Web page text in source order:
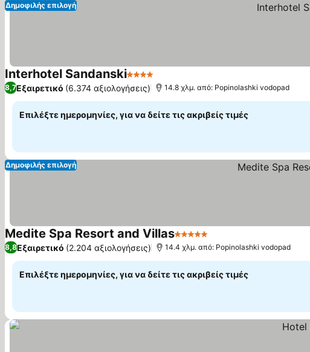
Δημοφιλής επιλογή
Interhotel Sandanski4 Αστέρια
8,7Εξαιρετικό (6.374 αξιολογήσεις) 14.8 χλμ. από: Popinolashki vodopad
Επιλέξτε ημερομηνίες, για να δείτε τις ακριβείς τιμές
Δημοφιλής επιλογή
Medite Spa Resort and Villas5 Αστέρια
8,8Εξαιρετικό (2.204 αξιολογήσεις) 14.4 χλμ. από: Popinolashki vodopad
Επιλέξτε ημερομηνίες, για να δείτε τις ακριβείς τιμές